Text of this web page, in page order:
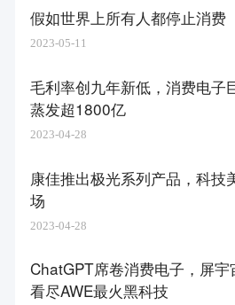
假如世界上所有人都停止消费
2023-05-11
毛利率创九年新低，消费电子
蒸发超1800亿
2023-04-28
康佳推出极光系列产品，科技
场
2023-04-28
ChatGPT席卷消费电子，屏
看尽AWE最火黑科技